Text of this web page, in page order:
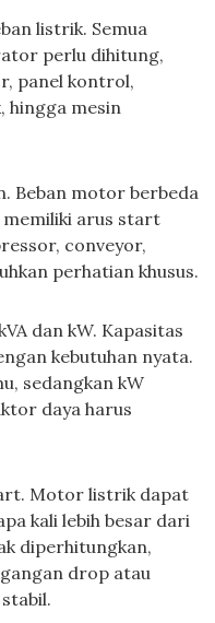
listrik. Semua
perlu dihitung,
panel kontrol,
hingga mesin
Beban motor berbeda
arus start
conveyor,
perhatian khusus.
dan kW. Kapasitas
kebutuhan nyata.
sedangkan kW
daya harus
Motor listrik dapat
kali lebih besar dari
diperhitungkan,
drop atau